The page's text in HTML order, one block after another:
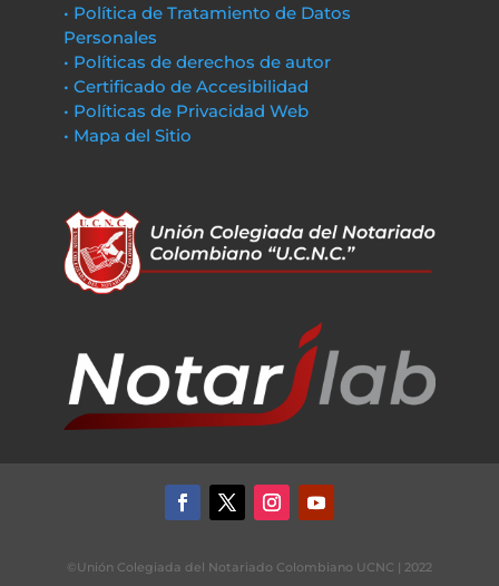
• Política de Tratamiento de Datos
Personales
• Políticas de derechos de autor
• Certificado de Accesibilidad
• Políticas de Privacidad Web
• Mapa del Sitio
©Unión Colegiada del Notariado Colombiano UCNC | 2022